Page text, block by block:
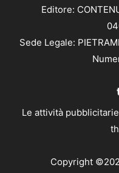
Editore:
Sede Legale:
Le attività
Copyright